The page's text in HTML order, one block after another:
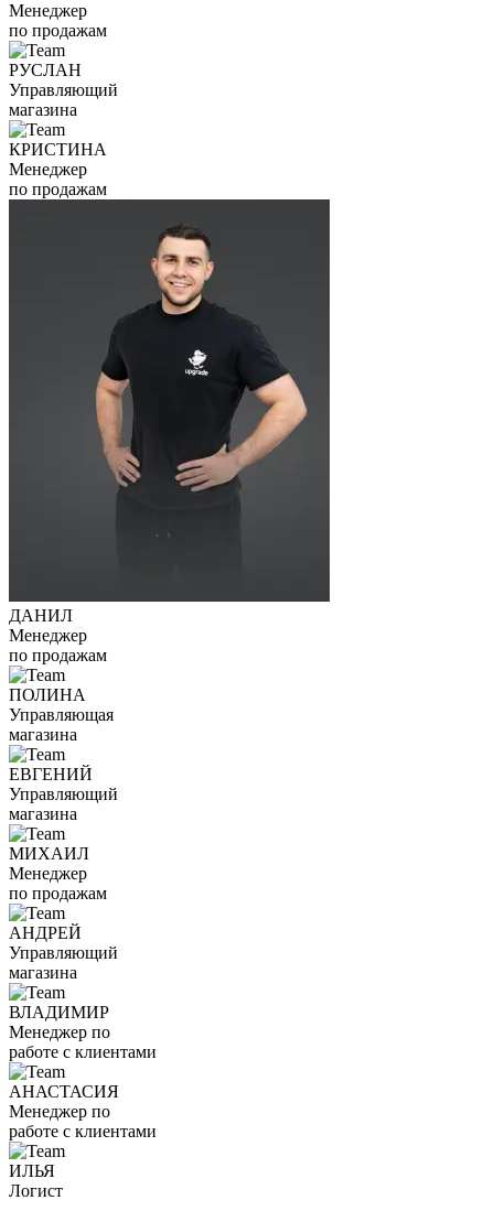
Менеджер
по продажам
РУСЛАН
Управляющий
магазина
КРИСТИНА
Менеджер
по продажам
ДАНИЛ
Менеджер
по продажам
ПОЛИНА
Управляющая
магазина
ЕВГЕНИЙ
Управляющий
магазина
МИХАИЛ
Менеджер
по продажам
АНДРЕЙ
Управляющий
магазина
ВЛАДИМИР
Менеджер по
работе с клиентами
АНАСТАСИЯ
Менеджер по
работе с клиентами
ИЛЬЯ
Логист